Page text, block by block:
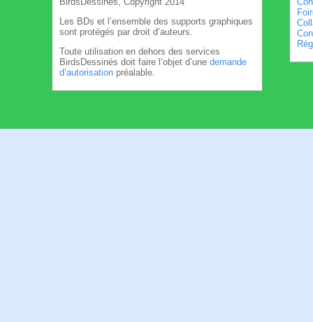
Les BDs et l’ensemble des supports graphiques
sont protégés par droit d’auteurs.
Toute utilisation en dehors des services
BirdsDessinés doit faire l’objet d’une demande
d’autorisation préalable.